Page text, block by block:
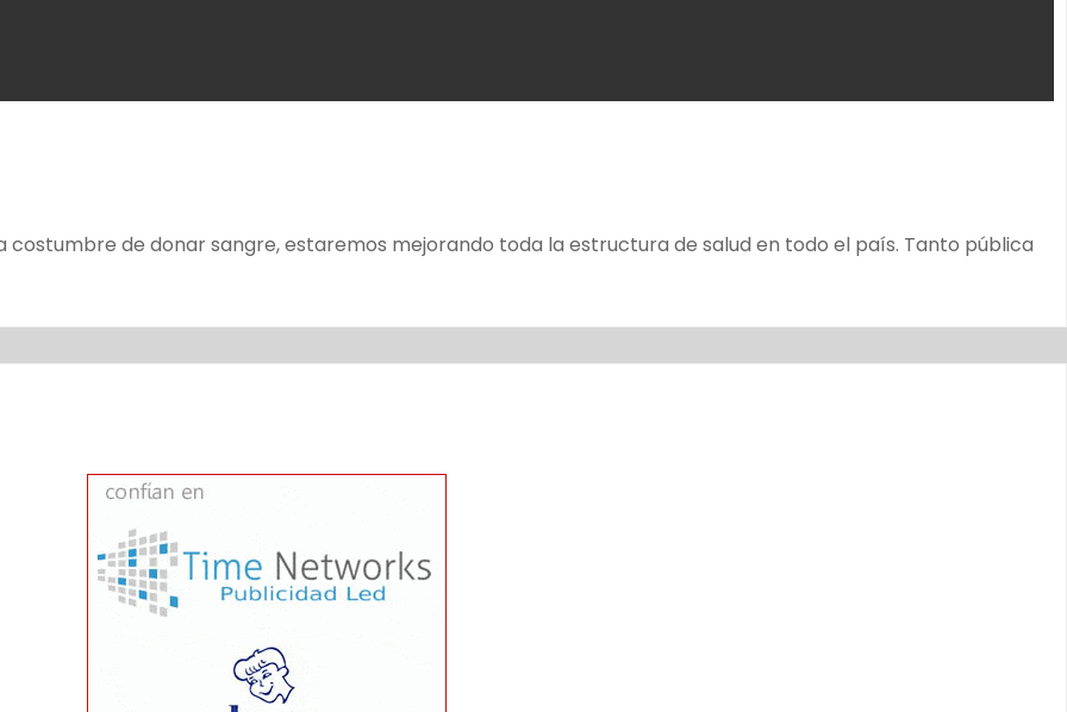
costumbre de donar sangre, estaremos mejorando toda la estructura de salud en todo el país. Tanto pública